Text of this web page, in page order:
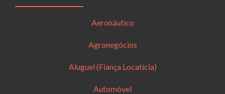
Aeronáutico
Agronegócios
Aluguel (Fiança Locatícia)
Automóvel